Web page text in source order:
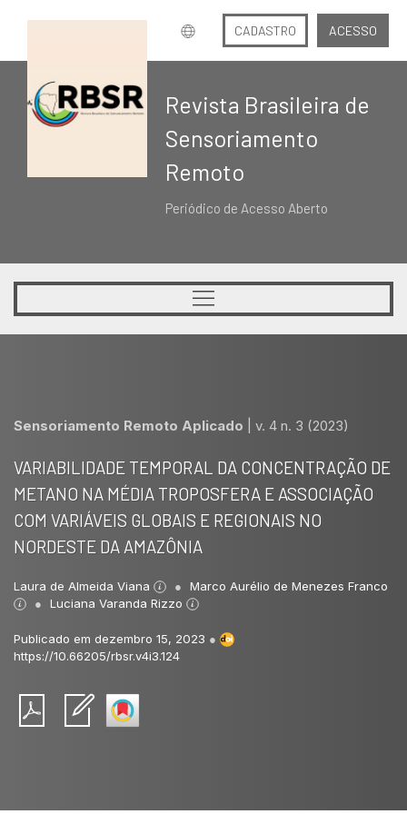
CADASTRO ACESSO
Revista Brasileira de
Sensoriamento
Remoto
Periódico de Acesso Aberto
Sensoriamento Remoto Aplicado v. 4 n. 3 (2023)
VARIABILIDADE TEMPORAL DA CONCENTRAÇÃO DE
METANO NA MÉDIA TROPOSFERA E ASSOCIAÇÃO
COM VARIÁVEIS GLOBAIS E REGIONAIS NO
NORDESTE DA AMAZÔNIA
Laura de Almeida Viana
Marco Aurélio de Menezes Franco
Luciana Varanda Rizzo
Publicado em dezembro 15, 2023 ●
https://10.66205/rbsr.v4i3.124